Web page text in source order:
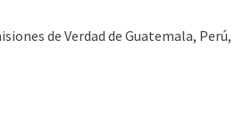
de Verdad de Guatemala, Perú,